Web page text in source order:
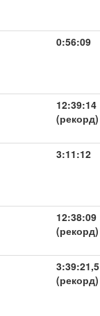
0:56:09
12:39:14
(рекорд)
3:11:12
12:38:09
(рекорд)
3:39:21,5
(рекорд)